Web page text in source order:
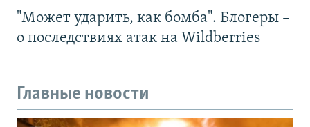
"Может ударить, как бомба". Блогеры –
о последствиях атак на Wildberries
Главные новости